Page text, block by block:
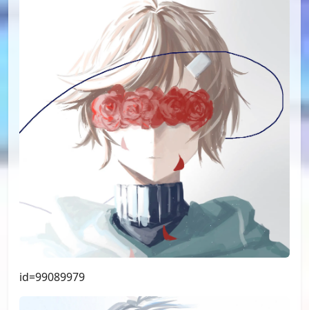
id=99089979